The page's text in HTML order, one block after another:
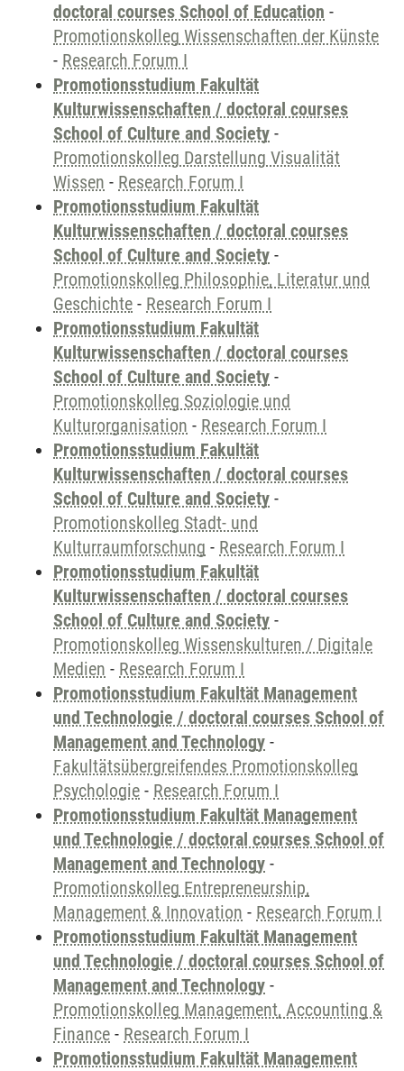
doctoral courses School of Education -
Promotionskolleg Wissenschaften der Künste
- Research Forum I
Promotionsstudium Fakultät
Kulturwissenschaften / doctoral courses
School of Culture and Society -
Promotionskolleg Darstellung Visualität
Wissen - Research Forum I
Promotionsstudium Fakultät
Kulturwissenschaften / doctoral courses
School of Culture and Society -
Promotionskolleg Philosophie, Literatur und
Geschichte - Research Forum I
Promotionsstudium Fakultät
Kulturwissenschaften / doctoral courses
School of Culture and Society -
Promotionskolleg Soziologie und
Kulturorganisation - Research Forum I
Promotionsstudium Fakultät
Kulturwissenschaften / doctoral courses
School of Culture and Society -
Promotionskolleg Stadt- und
Kulturraumforschung - Research Forum I
Promotionsstudium Fakultät
Kulturwissenschaften / doctoral courses
School of Culture and Society -
Promotionskolleg Wissenskulturen / Digitale
Medien - Research Forum I
Promotionsstudium Fakultät Management
und Technologie / doctoral courses School of
Management and Technology -
Fakultätsübergreifendes Promotionskolleg
Psychologie - Research Forum I
Promotionsstudium Fakultät Management
und Technologie / doctoral courses School of
Management and Technology -
Promotionskolleg Entrepreneurship,
Management & Innovation - Research Forum I
Promotionsstudium Fakultät Management
und Technologie / doctoral courses School of
Management and Technology -
Promotionskolleg Management, Accounting &
Finance - Research Forum I
Promotionsstudium Fakultät Management